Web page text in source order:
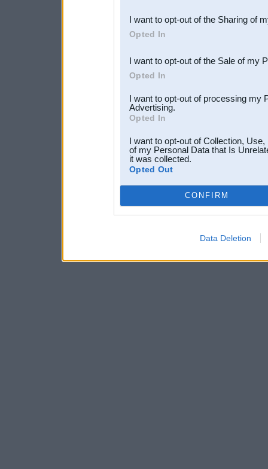
Downstream Participants
third parties.
I want to opt-out of the Sharing of
Opted In
I want to opt-out of the Sale of my
Opted In
I want to opt-out of processing my
Advertising.
Opted In
I want to opt-out of Collection,
of my Personal Data that Is
it was collected.
Opted Out
CONFIRM
Data Deletion